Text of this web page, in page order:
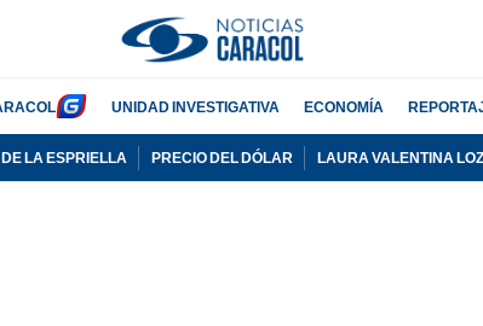
UNIDAD INVESTIGATIVA ECONOMÍA
LA ESPRIELLA PRECIO DEL DÓLAR LAURA VALENTINA